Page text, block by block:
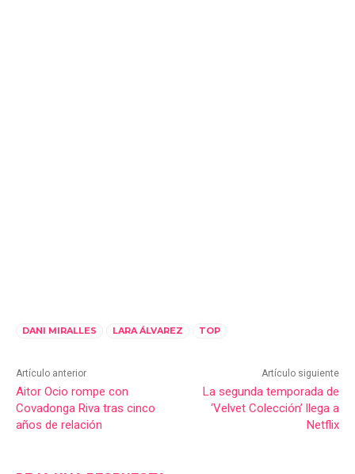
DANI MIRALLES LARA ÁLVAREZ TOP
Artículo anterior
Aitor Ocio rompe con
Covadonga Riva tras cinco
años de relación
Artículo siguiente
La segunda temporada de
‘Velvet Colección’ llega a
Netflix